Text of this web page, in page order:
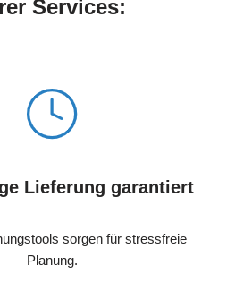
Services:
Lieferung garantiert
sorgen für stressfreie
Planung.